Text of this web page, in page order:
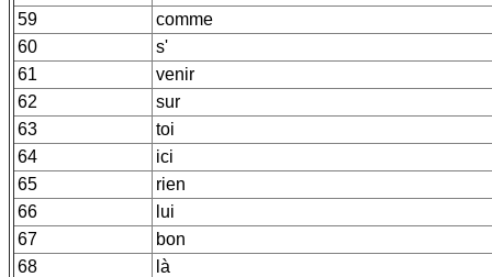
59
comme
60
s'
61
venir
62
sur
63
toi
64
ici
65
rien
66
lui
67
bon
68
là